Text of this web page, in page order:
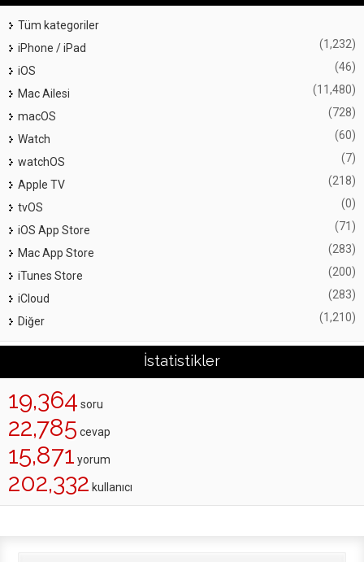
Tüm kategoriler
iPhone / iPad
(1,232)
iOS (46)
Mac Ailesi (11,480)
macOS (728)
Watch (60)
watchOS (7)
Apple TV (218)
tvOS (0)
iOS App Store (71)
Mac App Store (283)
iTunes Store (200)
iCloud (283)
Diğer (1,210)
İstatistikler
19,364 soru
22,785 cevap
15,871 yorum
202,332 kullanıcı